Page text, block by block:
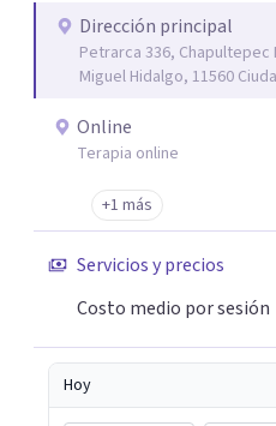
Dirección principal
Petrarca 336, Chapultepec
Miguel Hidalgo, 11560
Online
Terapia online
+1 más
Servicios y precios
Costo medio por sesión
Hoy